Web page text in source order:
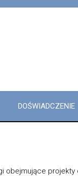
DOŚWIADCZENIE
obejmujące